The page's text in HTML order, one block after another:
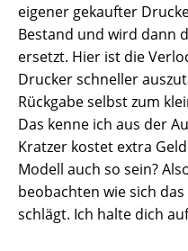
eigener gekaufter
Bestand und wird dann
ersetzt. Hier ist die
Drucker schneller
Rückgabe selbst zum
Das kenne ich aus der
Kratzer kostet extra
Modell auch so sein?
beobachten wie sich
schlägt. Ich halte dich